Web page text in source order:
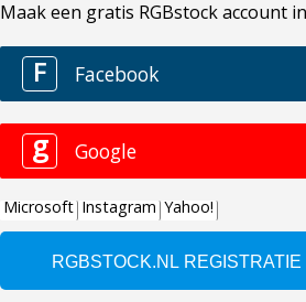
Maak een gratis RGBstock account
F Facebook
g Google
Microsoft Instagram Yahoo!